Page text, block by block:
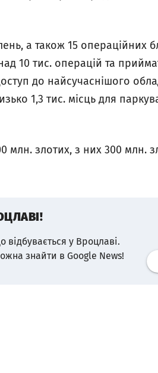
а також 15 операційних
10 тис. операцій та
до найсучаснішого
1,3 тис. місць для
млн. злотих, з них 300 млн.
відбувається у Вроцлаві.
знайти в Google News!